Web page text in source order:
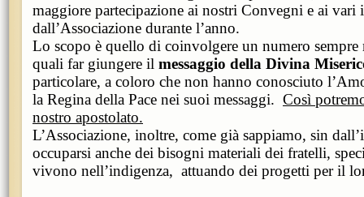
maggiore partecipazione ai nostri Convegni e ai
dall’Associazione durante l’anno.
Lo scopo è quello di coinvolgere un numero
quali far giungere il messaggio della Divina
particolare, a coloro che non hanno conosciuto
la Regina della Pace nei suoi messaggi. Così
nostro apostolato.
L’Associazione, inoltre, come già sappiamo, sin
occuparsi anche dei bisogni materiali dei fratelli,
vivono nell’indigenza, attuando dei progetti per il